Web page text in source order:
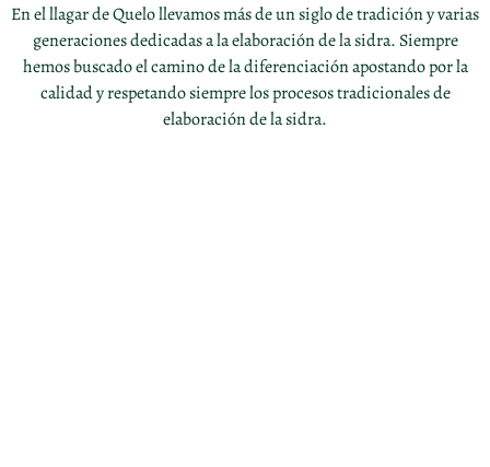
En el llagar de Quelo llevamos más de un siglo de tradición y varias
generaciones dedicadas a la elaboración de la sidra. Siempre
hemos buscado el camino de la diferenciación apostando por la
calidad y respetando siempre los procesos tradicionales de
elaboración de la sidra.